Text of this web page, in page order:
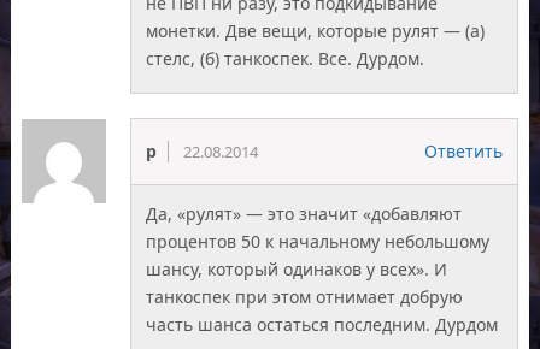
монетки. Две вещи, которые рулят — (а)
стелс, (б) танкоспек. Все. Дурдом.
p 22.08.2014 Ответить
Да, «рулят» — это значит «добавляют
процентов 50 к начальному небольшому
шансу, который одинаков у всех». И
танкоспек при этом отнимает добрую
часть шанса остаться последним. Дурдом